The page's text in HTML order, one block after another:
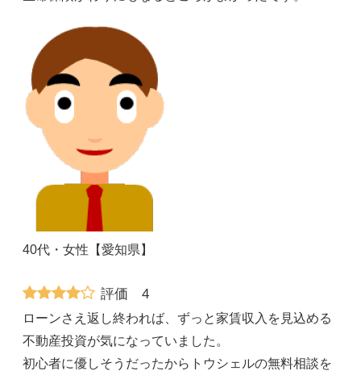
40代・女性【愛知県】
評価 4
ローンさえ返し終われば、ずっと家賃収入を見込める
不動産投資が気になっていました。
初心者に優しそうだったからトウシェルの無料相談を